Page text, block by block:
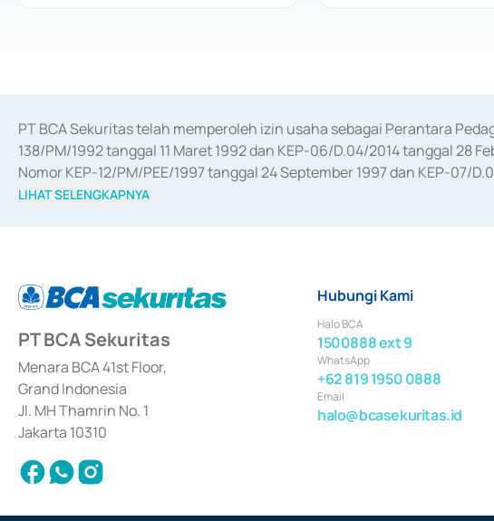
PT BCA Sekuritas telah memperoleh izin usaha sebagai Perantara
138/PM/1992 tanggal 11 Maret 1992 dan KEP-06/D.04/2014 tanggal 28
Nomor KEP-12/PM/PEE/1997 tanggal 24 September 1997 dan KEP-07/
merger, akuisisi, divestasi, dan
LIHAT SELENGKAPNYA
PT BCA Sekuritas
Menara BCA 41st Floor,
Grand Indonesia
Jl. MH Thamrin No. 1
Jakarta 10310
Hubungi Kami
Halo BCA
1500888 ext 9
WhatsApp
+62 819 1950 0888
Email
halo@bcasekuritas.id